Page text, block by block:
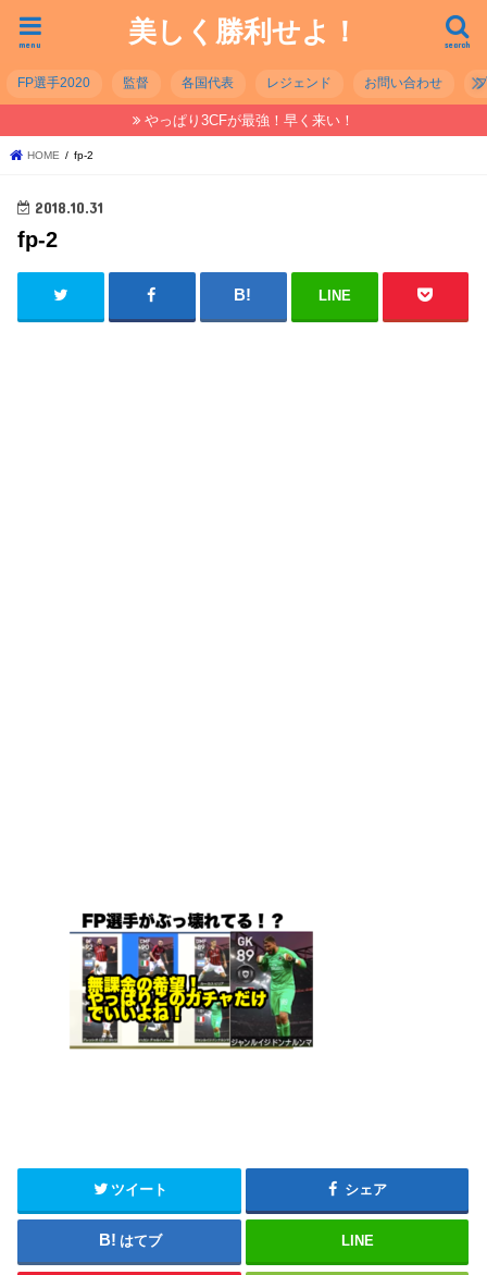
美しく勝利せよ！ search
menu
FP選手2020 監督 各国代表 レジェンド お問い合わせ
やっぱり3CFが最強！早く来い！
HOME fp-2
2018.10.31
fp-2
LINE
ツイート シェア
はてブ LINE